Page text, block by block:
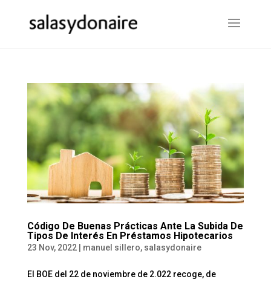
Código De Buenas Prácticas Ante La Subida De
Tipos De Interés En Préstamos Hipotecarios
23 Nov, 2022| manuel sillero, salasydonaire
El BOE del 22 de noviembre de 2.022 recoge, de